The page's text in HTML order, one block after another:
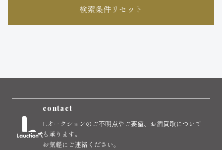
検索条件リセット
contact
Lオークションのご不明点やご要望、お酒買取について
も承ります。
お気軽にご連絡ください。